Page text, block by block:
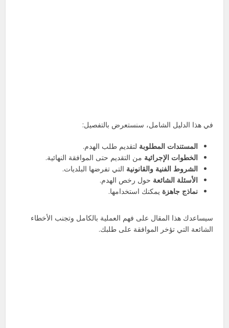
في هذا الدليل الشامل، سنستعرض بالتفصيل:
المستندات المطلوبة لتقديم طلب الهدم.
الخطوات الإجرائية من التقديم حتى الموافقة النهائية.
الشروط الفنية والقانونية التي تفرضها البلديات.
الأسئلة الشائعة حول رخص الهدم.
نماذج جاهزة يمكنك استخدامها.
سيساعدك هذا المقال على فهم العملية بالكامل وتجنب الأخطاء
الشائعة التي تؤخر الموافقة على طلبك.